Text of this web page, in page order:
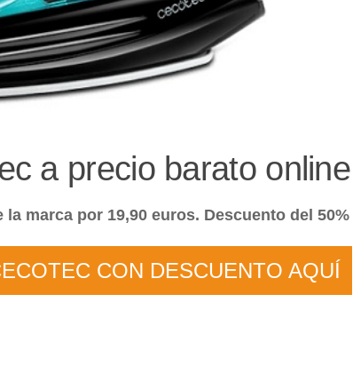
a precio barato online
marca por 19,90 euros. Descuento del
CON DESCUENTO AQUÍ